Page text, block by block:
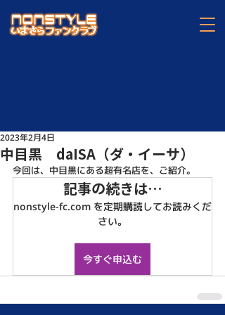
中目黒 daISA（ダ・イーサ）
2023年2月4日
今回は、中目黒にある超有名店を、ご紹介。
記事の続きは…
nonstyle-fc.com を定期購読してお読みくだ
さい。
今すぐ申込む